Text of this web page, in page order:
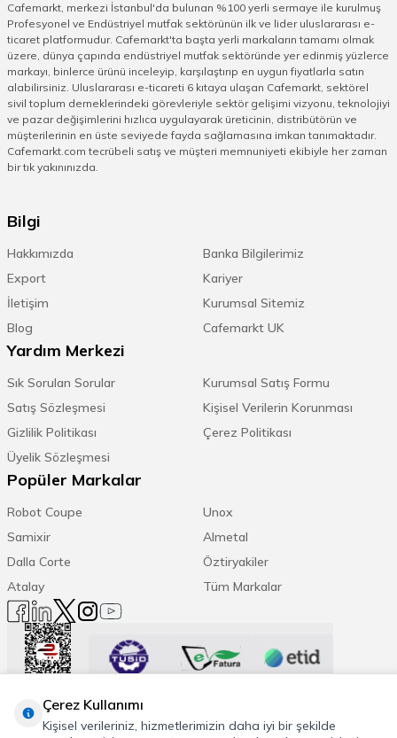
Cafemarkt, merkezi İstanbul'da bulunan %100 yerli sermaye ile kurulmuş
Profesyonel ve Endüstriyel mutfak sektörünün ilk ve lider uluslararası e-
ticaret platformudur. Cafemarkt'ta başta yerli markaların tamamı olmak
üzere, dünya çapında endüstriyel mutfak sektöründe yer edinmiş yüzlerce
markayı, binlerce ürünü inceleyip, karşılaştırıp en uygun fiyatlarla satın
alabilirsiniz. Uluslararası e-ticareti 6 kıtaya ulaşan Cafemarkt, sektörel
sivil toplum derneklerindeki görevleriyle sektör gelişimi vizyonu, teknolojiyi
ve pazar değişimlerini hızlıca uygulayarak üreticinin, distribütörün ve
müşterilerinin en üste seviyede fayda sağlamasına imkan tanımaktadır.
Cafemarkt.com tecrübeli satış ve müşteri memnuniyeti ekibiyle her zaman
bir tık yakınınızda.
Bilgi
Hakkımızda
Banka Bilgilerimiz
Export
Kariyer
İletişim
Kurumsal Sitemiz
Blog
Cafemarkt UK
Yardım Merkezi
Sık Sorulan Sorular
Kurumsal Satış Formu
Satış Sözleşmesi
Kişisel Verilerin Korunması
Gizlilik Politikası
Çerez Politikası
Üyelik Sözleşmesi
Popüler Markalar
Robot Coupe
Unox
Samixir
Almetal
Dalla Corte
Öztiryakiler
Atalay
Tüm Markalar
Trend Etiketler:
Çerez Kullanımı
Kişisel verileriniz, hizmetlerimizin daha iyi bir şekilde